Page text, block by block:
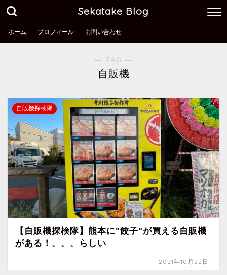
Sekatake Blog
ホーム プロフィール お問い合わせ
― TAG ―
自販機
自販機探検隊
【自販機探検隊】熊本に"餃子"が買える自販機
がある！、、、らしい
2021年10月22日